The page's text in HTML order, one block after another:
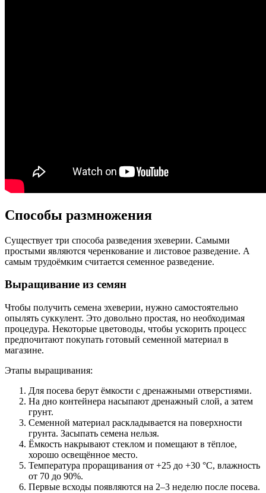
Способы размножения
Существует три способа разведения эхеверии. Самыми
простыми являются черенкование и листовое разведение. А
самым трудоёмким считается семенное разведение.
Выращивание из семян
Чтобы получить семена эхеверии, нужно самостоятельно
опылять суккулент. Это довольно простая, но необходимая
процедура. Некоторые цветоводы, чтобы ускорить процесс
предпочитают покупать готовый семенной материал в
магазине.
Этапы выращивания:
Для посева берут ёмкости с дренажными отверстиями.
На дно контейнера насыпают дренажный слой, а затем
грунт.
Семенной материал раскладывается на поверхности
грунта. Засыпать семена нельзя.
Ёмкость накрывают стеклом и помещают в тёплое,
хорошо освещённое место.
Температура проращивания от +25 до +30 °C, влажность
от 70 до 90%.
Первые всходы появляются на 2–3 неделю после посева.